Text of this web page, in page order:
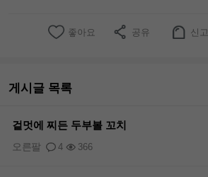
좋아요 공유 신고
게시글 목록
겉멋에 찌든 두부볼 꼬치
4 366
오른팔